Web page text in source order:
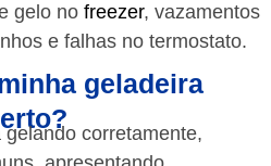
gelo no freezer, vazamentos
e falhas no termostato.
geladeira
corretamente,